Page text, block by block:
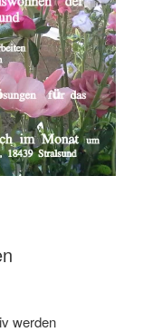
werden